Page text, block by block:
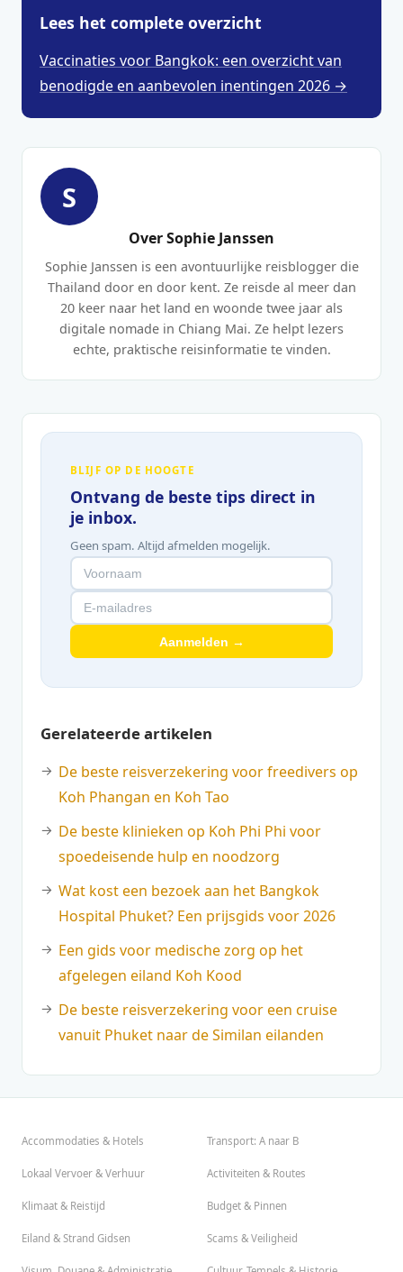
Lees het complete overzicht
Vaccinaties voor Bangkok: een overzicht van
benodigde en aanbevolen inentingen 2026 →
S
Over Sophie Janssen
Sophie Janssen is een avontuurlijke reisblogger die
Thailand door en door kent. Ze reisde al meer dan
20 keer naar het land en woonde twee jaar als
digitale nomade in Chiang Mai. Ze helpt lezers
echte, praktische reisinformatie te vinden.
BLIJF OP DE HOOGTE
Ontvang de beste tips direct in
je inbox.
Geen spam. Altijd afmelden mogelijk.
Aanmelden →
Gerelateerde artikelen
De beste reisverzekering voor freedivers op
Koh Phangan en Koh Tao
De beste klinieken op Koh Phi Phi voor
spoedeisende hulp en noodzorg
Wat kost een bezoek aan het Bangkok
Hospital Phuket? Een prijsgids voor 2026
Een gids voor medische zorg op het
afgelegen eiland Koh Kood
De beste reisverzekering voor een cruise
vanuit Phuket naar de Similan eilanden
Accommodaties & Hotels Transport: A naar B
Lokaal Vervoer & Verhuur Activiteiten & Routes
Klimaat & Reistijd Budget & Pinnen
Eiland & Strand Gidsen Scams & Veiligheid